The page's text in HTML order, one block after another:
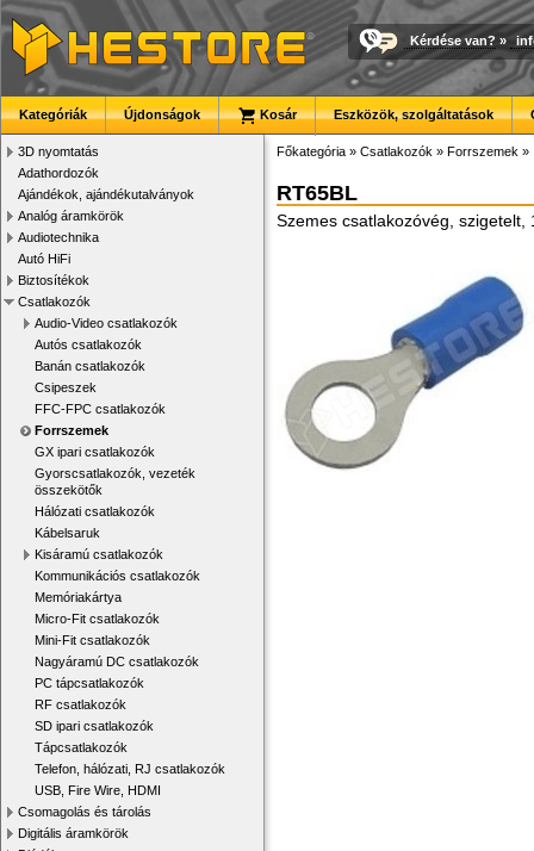
Kérdése van? »
Kategóriák Újdonságok Kosár Eszközök, szolgáltatások
3D nyomtatás
Adathordozók
Ajándékok, ajándékutalványok
Analóg áramkörök
Audiotechnika
Autó HiFi
Biztosítékok
Csatlakozók
Audio-Video csatlakozók
Autós csatlakozók
Banán csatlakozók
Csipeszek
FFC-FPC csatlakozók
Forrszemek
GX ipari csatlakozók
Gyorscsatlakozók, vezeték
összekötők
Hálózati csatlakozók
Kábelsaruk
Kisáramú csatlakozók
Kommunikációs csatlakozók
Memóriakártya
Micro-Fit csatlakozók
Mini-Fit csatlakozók
Nagyáramú DC csatlakozók
PC tápcsatlakozók
RF csatlakozók
SD ipari csatlakozók
Tápcsatlakozók
Telefon, hálózati, RJ csatlakozók
USB, Fire Wire, HDMI
Csomagolás és tárolás
Digitális áramkörök
Főkategória » Csatlakozók » Forrszemek »
RT65BL
Szemes csatlakozóvég,